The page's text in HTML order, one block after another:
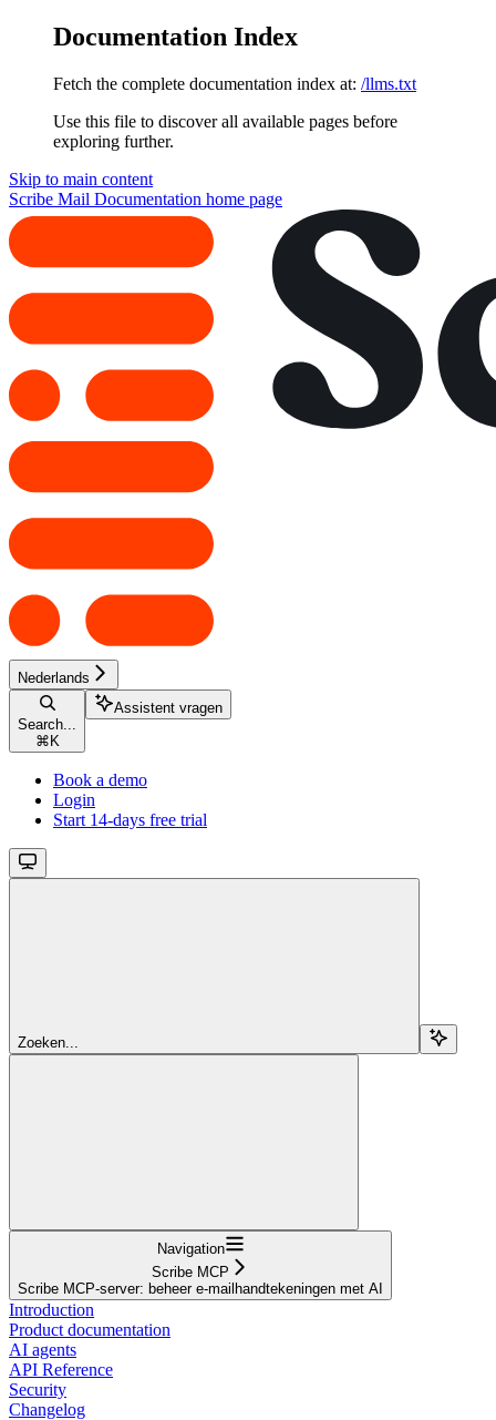
Documentation Index
Fetch the complete documentation index at: /llms.txt
Use this file to discover all available pages before
exploring further.
Skip to main content
Scribe Mail Documentation home page
Nederlands
Search...
⌘ K
Assistent vragen
Book a demo
Login
Start 14-days free trial
Zoeken...
Navigation
Scribe MCP
Scribe MCP-server: beheer e-mailhandtekeningen met AI
Introduction
Product documentation
AI agents
API Reference
Security
Changelog